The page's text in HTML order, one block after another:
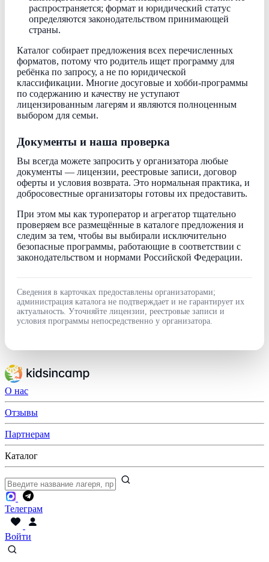
распространяется; формат и юридический статус
определяются законодательством принимающей
страны.
Каталог собирает предложения всех перечисленных
форматов, потому что родитель ищет программу для
ребёнка по запросу, а не по юридической
классификации. Многие досуговые и хобби-программы
по содержанию и качеству не уступают
лицензированным лагерям и являются полноценным
выбором для семьи.
Документы и наша проверка
Вы всегда можете запросить у организатора любые
документы — лицензии, реестровые записи, договор
оферты и условия возврата. Это нормальная практика, и
добросовестные организаторы готовы их предоставить.
При этом мы как туроператор и агрегатор тщательно
проверяем все размещённые в каталоге предложения и
следим за тем, чтобы вы выбирали исключительно
безопасные программы, работающие в соответствии с
законодательством и нормами Российской Федерации.
Сведения в карточках предоставлены организаторами;
администрация каталога не подтверждает и не гарантирует их
актуальность. Уточняйте лицензии, реестровые записи и
условия программы непосредственно у организатора.
О нас
Отзывы
Партнерам
Каталог
Телеграм
Войти